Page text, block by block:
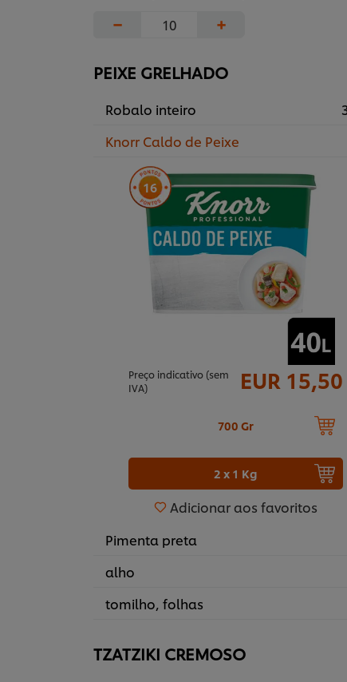
− +
PEIXE GRELHADO
Robalo inteiro
Knorr Caldo de Peixe
16
Preço indicativo (sem
IVA)
EUR 15,50
700 Gr
2 x 1 Kg
Adicionar aos favoritos
Pimenta preta
alho
tomilho, folhas
TZATZIKI CREMOSO